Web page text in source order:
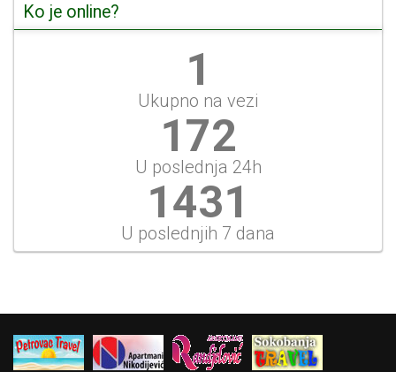
Ko je online?
1
Ukupno na vezi
199
U poslednja 24h
1651
U poslednjih 7 dana